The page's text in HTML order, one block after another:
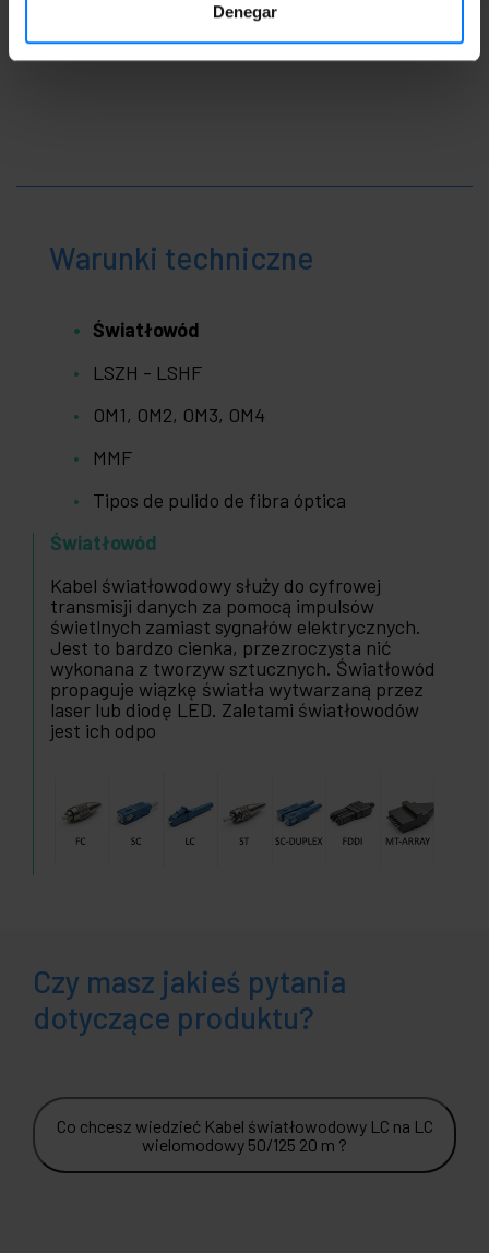
Denegar
Warunki techniczne
Światłowód
LSZH - LSHF
OM1, OM2, OM3, OM4
MMF
Tipos de pulido de fibra óptica
Światłowód
Kabel światłowodowy służy do cyfrowej
transmisji danych za pomocą impulsów
świetlnych zamiast sygnałów elektrycznych.
Jest to bardzo cienka, przezroczysta nić
wykonana z tworzyw sztucznych. Światłowód
propaguje wiązkę światła wytwarzaną przez
laser lub diodę LED. Zaletami światłowodów
jest ich odpo
Czy masz jakieś pytania
dotyczące produktu?
Co chcesz wiedzieć Kabel światłowodowy LC na LC
wielomodowy 50/125 20 m ?